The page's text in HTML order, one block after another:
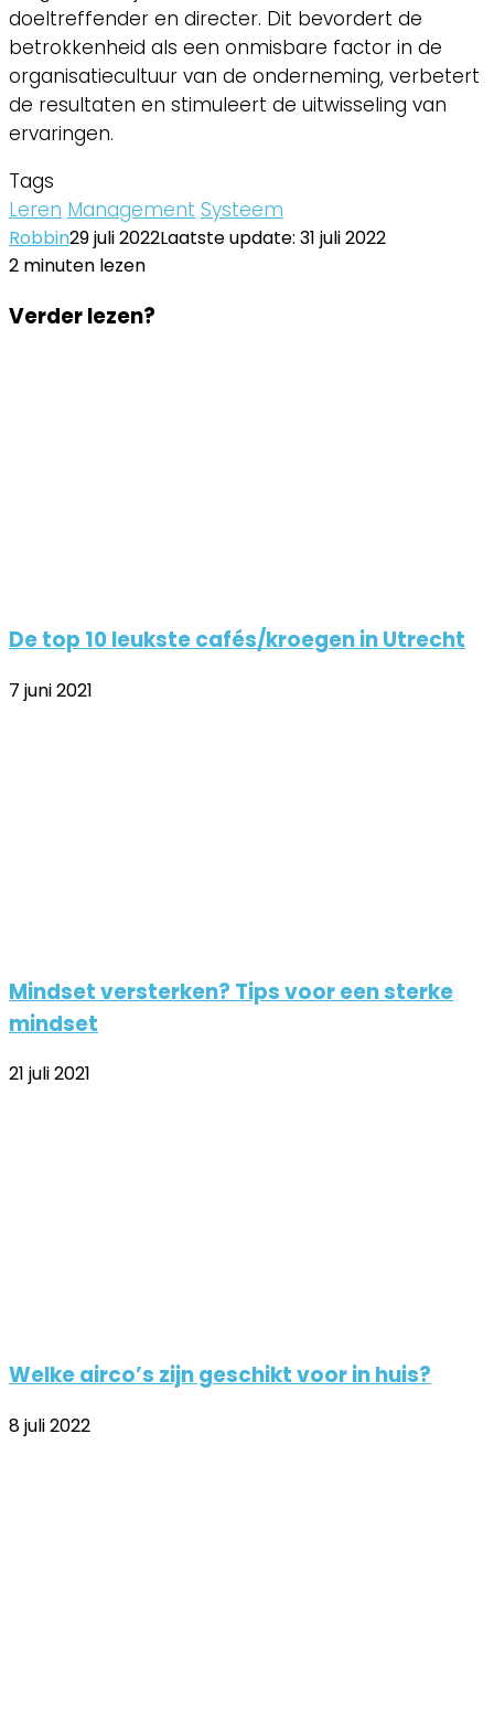
doeltreffender en directer. Dit bevordert de
betrokkenheid als een onmisbare factor in de
organisatiecultuur van de onderneming, verbetert
de resultaten en stimuleert de uitwisseling van
ervaringen.
Tags
Leren Management Systeem
Robbin29 juli 2022Laatste update: 31 juli 2022
2 minuten lezen
via
via
Verder lezen?
De top 10 leukste cafés/kroegen in Utrecht
7 juni 2021
Mindset versterken? Tips voor een sterke
mindset
21 juli 2021
Welke airco’s zijn geschikt voor in huis?
8 juli 2022